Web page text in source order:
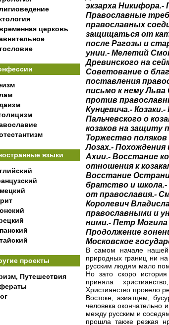
церковь
языки
проекты
Путешествия
экзарха Никифора.-
Православные
православных
защищаться от
после Рагозы и
унии.- Мелетий
Древинского на
Советование о
поставления
письмо к нему Льва
против
Кунцевича.-
Пальчевского о
козаков на защиту
Торжество поляков
Лозах.- Похождения
Ахии.- Восстание
отношения к
Восстание
братство и
от православия.-
Королевич
православными и
ними.- Петр
Продолжение
Московское
В самом начале
природных границ ни
русским людям мало
Но зато скоро
приняла
Христианство провело
Востоке, азиатцем,
человека окончательно
между русским и
прошла также резкая